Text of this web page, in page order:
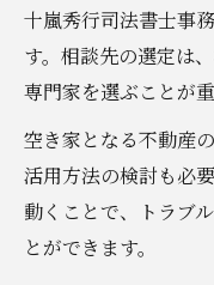
専門家選びが
ント
伊勢崎市で
不動産相続
司法書士・
専門家の無
信頼できる
十嵐秀行司法書士事
す。相談先の選定は
専門家を選ぶことが重
空き家となる不動産
活用方法の検討も必
動くことで、トラブ
とができます。